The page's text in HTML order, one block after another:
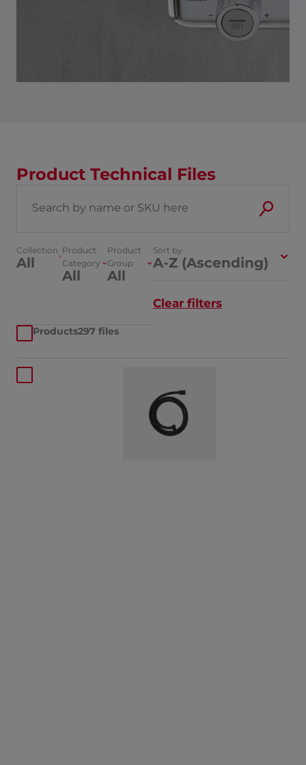
Product Technical Files
Collection
All
Product
Category
All
Product
Group
All
Clear filters
Sort by
A-Z (Ascending)
Products297 files